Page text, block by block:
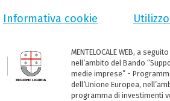
Informativa cookie
MENTELOCALE WEB, a
nell’ambito del Bando
medie imprese” -
dell’Unione Europea,
programma di investimenti